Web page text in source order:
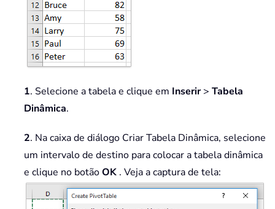
1. Selecione a tabela e clique em Inserir> Tabela
Dinâmica.
2. Na caixa de diálogo Criar Tabela Dinâmica, selecione
um intervalo de destino para colocar a tabela dinâmica
e clique no botãoOK . Veja a captura de tela: